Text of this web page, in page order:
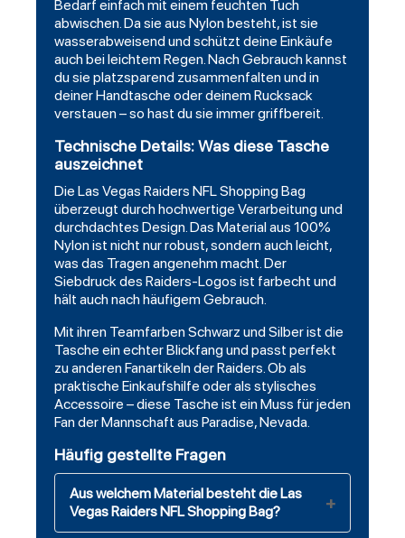
Bedarf einfach mit einem feuchten Tuch
abwischen. Da sie aus Nylon besteht, ist sie
wasserabweisend und schützt deine Einkäufe
auch bei leichtem Regen. Nach Gebrauch kannst
du sie platzsparend zusammenfalten und in
deiner Handtasche oder deinem Rucksack
verstauen – so hast du sie immer griffbereit.
Technische Details: Was diese Tasche
auszeichnet
Die Las Vegas Raiders NFL Shopping Bag
überzeugt durch hochwertige Verarbeitung und
durchdachtes Design. Das Material aus 100%
Nylon ist nicht nur robust, sondern auch leicht,
was das Tragen angenehm macht. Der
Siebdruck des Raiders-Logos ist farbecht und
hält auch nach häufigem Gebrauch.
Mit ihren Teamfarben Schwarz und Silber ist die
Tasche ein echter Blickfang und passt perfekt
zu anderen Fanartikeln der Raiders. Ob als
praktische Einkaufshilfe oder als stylisches
Accessoire – diese Tasche ist ein Muss für jeden
Fan der Mannschaft aus Paradise, Nevada.
Häufig gestellte Fragen
Aus welchem Material besteht die Las
Vegas Raiders NFL Shopping Bag?